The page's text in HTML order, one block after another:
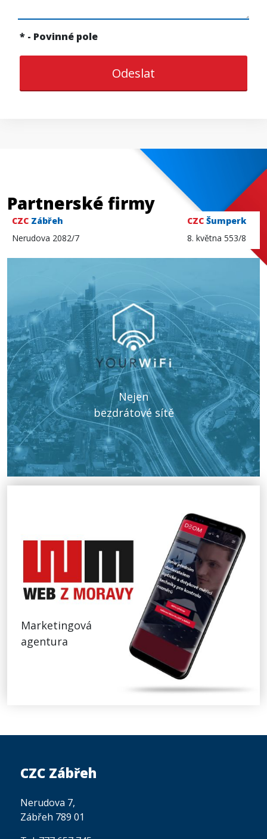
* - Povinné pole
Odeslat
Partnerské firmy
CZC Zábřeh
Nerudova 2082/7
CZC Šumperk
8. května 553/8
Nejen
bezdrátové sítě
Marketingová
agentura
CZC Zábřeh
Nerudova 7,
Zábřeh 789 01